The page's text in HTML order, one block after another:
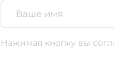
Нажимая кнопку вы